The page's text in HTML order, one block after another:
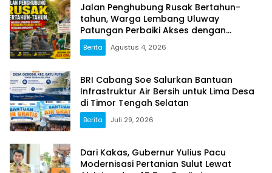
Jalan Penghubung Rusak Bertahun-
tahun, Warga Lembang Uluway
Patungan Perbaiki Akses dengan
Swadaya
Berita Agustus 4, 2026
BRI Cabang Soe Salurkan Bantuan
Infrastruktur Air Bersih untuk Lima Desa
di Timor Tengah Selatan
Berita Juli 29, 2026
Dari Kakas, Gubernur Yulius Pacu
Modernisasi Pertanian Sulut Lewat